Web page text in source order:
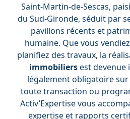
Saint-Martin-de-Sescas,
du Sud-Gironde, séduit par
pavillons récents et
humaine. Que vous
planifiez des travaux, la
immobiliersest
légalement obligatoire
toute transaction ou
Activ’Expertise vous
expertise et rapports